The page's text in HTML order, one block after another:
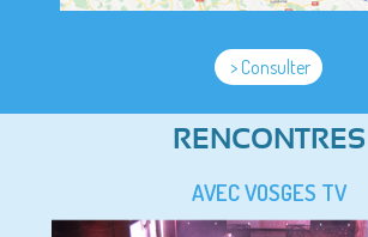
> Consulter
RENCONTRES
AVEC VOSGES TV